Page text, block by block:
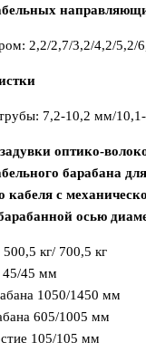
2,2/2,7/3,2/4,2/5,2/
7,2-10,2 мм/
оптико-
барабана
кабеля с
осью
кг/ 700,5 кг
45/45 мм
1050/1450 мм
605/1005 мм
105/105 мм